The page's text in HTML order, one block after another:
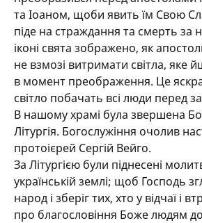
та Іоаном, щоби явить їм Свою
піде на страждання та смерть за
іконі свята зображено, як
не взмозі витримати світла, яке
в момент преображення. Це
світло побачать всі люди перед
В нашому храмі була звершена
Літургія. Богослужіння очолив
протоієрей Сергій Вейго.
За Літургією були піднесені
українській землі; щоб Господь
народ і зберіг тих, хто у відчаї і
про благословіння Боже людям